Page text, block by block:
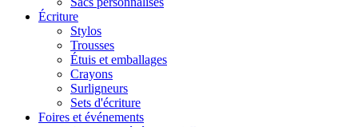
Écriture
Stylos
Trousses
Étuis et emballages
Crayons
Surligneurs
Sets d'écriture
Foires et événements